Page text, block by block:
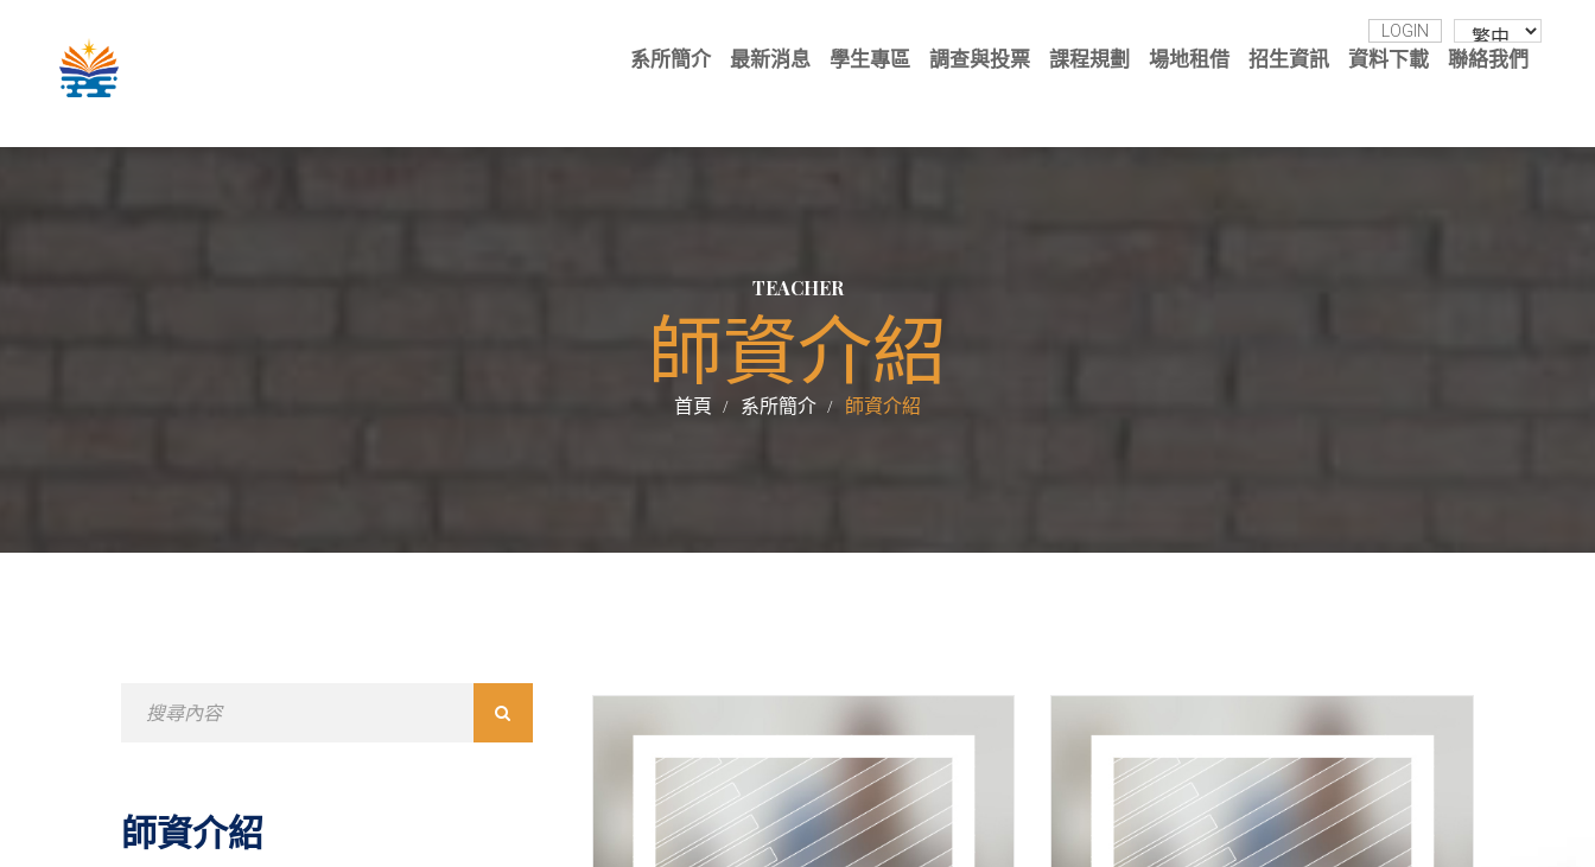
LOGIN
系所簡介 最新消息 學生專區 調查與投票 課程規劃 場地租借 招生資訊 資料下載 聯絡我們
TEACHER
師資介紹
首頁 系所簡介 師資介紹
師資介紹